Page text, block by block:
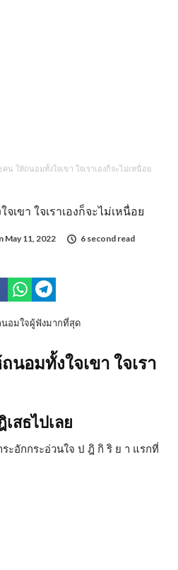
น ให้ถนอมทั้งใจเขา ใจเราเองก็จะไม่เหนื่อย
เขา ใจเราเองก็จะไม่เหนื่อย
May 11, 2022
6 second read
นอมทั้งใจเขา ใจเรา
สธไปเลย
ะอักกระอ่วนใจ ป ฎิ กิ ริ ย า แรกที่